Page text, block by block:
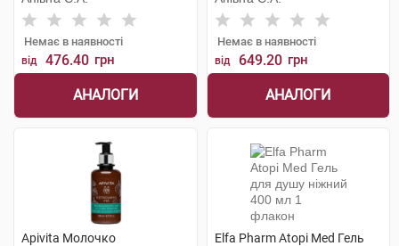
Немає в наявності
від 476.40 грн
АНАЛОГИ
Немає в наявності
від 649.20 грн
АНАЛОГИ
Apivita Молочко
Elfa Pharm Atopi Med Гель